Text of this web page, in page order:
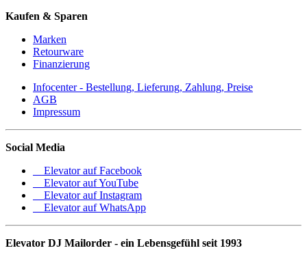
Kaufen & Sparen
Marken
Retourware
Finanzierung
Infocenter - Bestellung, Lieferung, Zahlung, Preise
AGB
Impressum
Social Media
Elevator auf Facebook
Elevator auf YouTube
Elevator auf Instagram
Elevator auf WhatsApp
Elevator DJ Mailorder - ein Lebensgefühl seit 1993